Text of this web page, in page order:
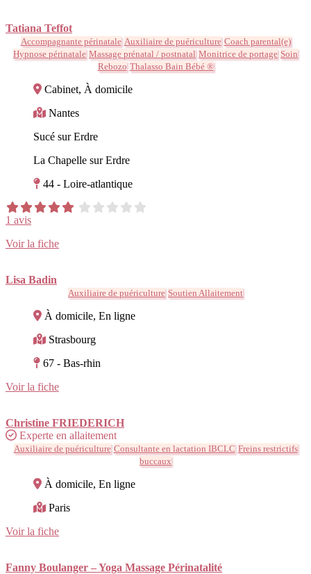
Tatiana Teffot
Accompagnante périnatale Auxiliaire de puériculture Coach parental(e)
Hypnose périnatale Massage prénatal / postnatal Monitrice de portage Soin
Rebozo Thalasso Bain Bébé ®
Cabinet, À domicile
Nantes
Sucé sur Erdre
La Chapelle sur Erdre
44 - Loire-atlantique
1 avis
Voir la fiche
Lisa Badin
Auxiliaire de puériculture Soutien Allaitement
À domicile, En ligne
Strasbourg
67 - Bas-rhin
Voir la fiche
Christine FRIEDERICH
Experte en allaitement
Auxiliaire de puériculture Consultante en lactation IBCLC Freins restrictifs
buccaux
À domicile, En ligne
Paris
Voir la fiche
Fanny Boulanger – Yoga Massage Périnatalité